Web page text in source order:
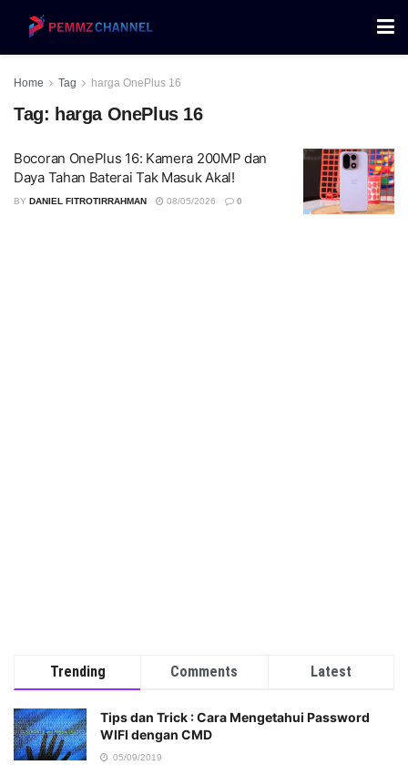
Home Tag harga OnePlus 16
Tag: harga OnePlus 16
Bocoran OnePlus 16: Kamera 200MP dan
Daya Tahan Baterai Tak Masuk Akal!
BY DANIEL FITROTIRRAHMAN 08/05/2026 0
Trending Comments Latest
Tips dan Trick : Cara Mengetahui Password
WIFI dengan CMD
05/09/2019